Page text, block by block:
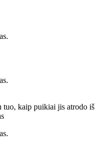
tuo, kaip puikiai jis atrodo iš